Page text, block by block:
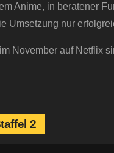
Anime, in beratener
Umsetzung nur
November auf Netflix
2